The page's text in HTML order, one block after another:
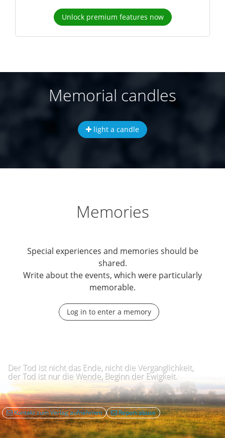
Unlock premium features now
Memorial candles
light a candle
Memories
Special experiences and memories should be
shared.
Write about the events, which were particularly
memorable.
Log in to enter a memory
Der Tod ist nicht das Ende, nicht die Vergänglichkeit,
der Tod ist nur die Wende, Beginn der Ewigkeit.
Kontakt zum Verlag aufnehmen Report abuse